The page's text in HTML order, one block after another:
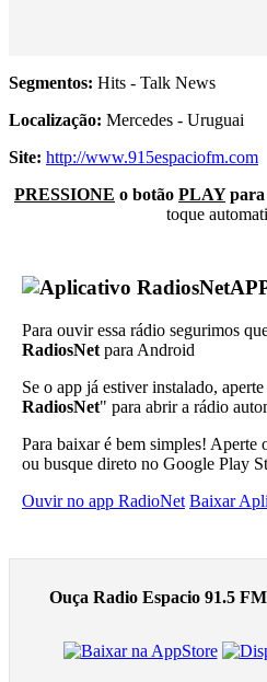
Segmentos: Hits - Talk News
Localização: Mercedes - Uruguai
Site: http://www.915espaciofm.com
PRESSIONE o botão PLAYpara
toque
Para ouvir essa rádio segurimos
RadiosNet para Android
Se o app já estiver instalado,
RadiosNet" para abrir a rádio
Para baixar é bem simples! Aperte
ou busque direto no Google Play
Ouvir no app RadioNet Baixar
Ouça Radio Espacio 91.5